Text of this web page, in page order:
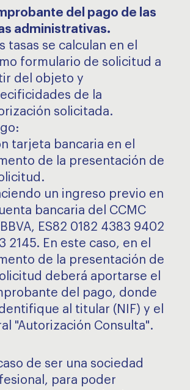
del pago de las
administrativas.
tasas se calculan en el
formulario de solicitud a
del objeto y
de la
solicitada.
tarjeta bancaria en el
de la presentación de
un ingreso previo en
bancaria del CCMC
ES82 0182 4383 9402
2145. En este caso, en el
de la presentación de
deberá aportarse el
del pago, donde
al titular (NIF) y el
"Autorización Consulta".
de ser una sociedad
para poder